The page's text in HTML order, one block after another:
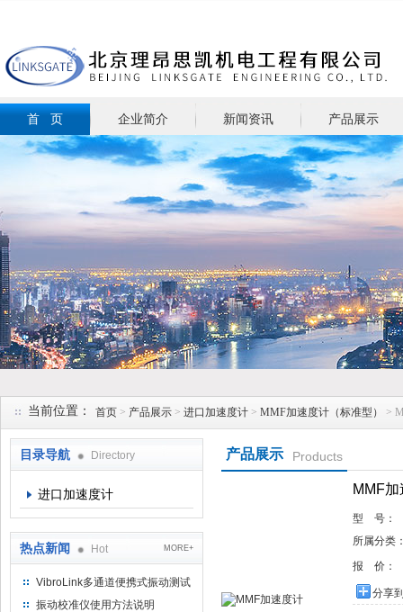
首 页 企业简介 新闻资讯 产品展示
当前位置： 首页 > 产品展示 > 进口加速度计 > MMF加速度计（标准型） >
目录导航 Directory
进口加速度计
热点新闻 Hot MORE+
VibroLink多通道便携式振动测试
仪
振动校准仪使用方法说明
产品展示 Products
MMF
型 号：
所属分类
报 价：
分享